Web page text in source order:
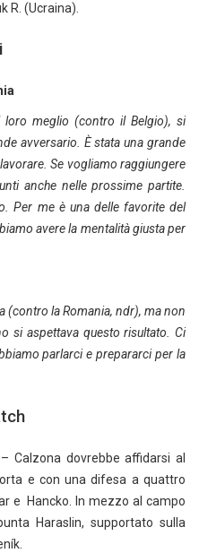
R. (Ucraina).
meglio (contro il Belgio), si
avversario. È stata una grande
Se vogliamo raggiungere
anche nelle prossime partite.
Per me è una delle favorite del
avere la mentalità giusta per
(contro la Romania, ndr), ma non
si aspettava questo risultato. Ci
parlarci e prepararci per la
– Calzona dovrebbe affidarsi al
e con una difesa a quattro
e Hancko. In mezzo al campo
Haraslin, supportato sulla